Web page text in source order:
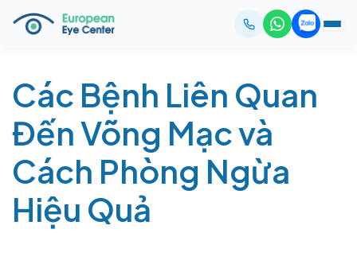
Các Bệnh Liên Quan
Đến Võng Mạc và
Cách Phòng Ngừa
Hiệu Quả